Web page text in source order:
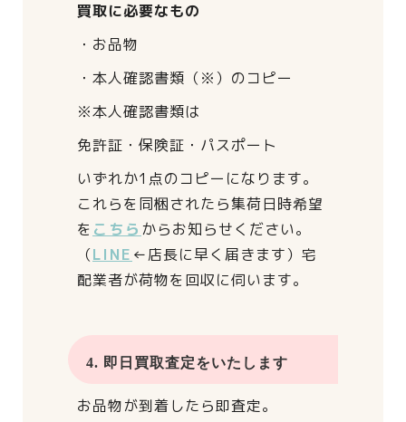
買取に必要なもの
・お品物
・本人確認書類（※）のコピー
※本人確認書類は
免許証・保険証・パスポート
いずれか1点のコピーになります。
これらを同梱されたら集荷日時希望
を こちら からお知らせください。
（LINE ←店長に早く届きます） 宅
配業者が荷物を回収に伺います。
4. 即日買取査定をいたします
お品物が到着したら即査定。